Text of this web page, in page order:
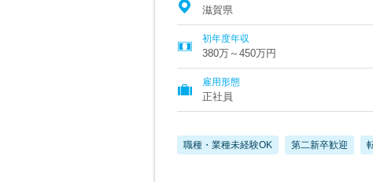
滋賀県
初年度年収
380万～450万円
雇用形態
正社員
職種・業種未経験OK 第二新卒歓迎